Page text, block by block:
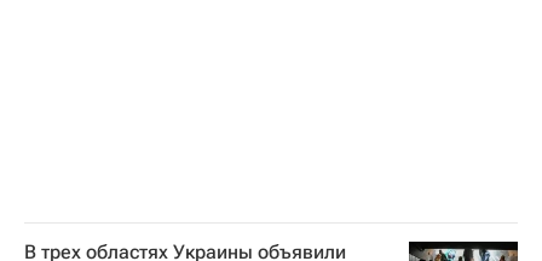
В трех областях Украины объявили